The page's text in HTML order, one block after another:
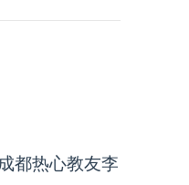
都热心教友李